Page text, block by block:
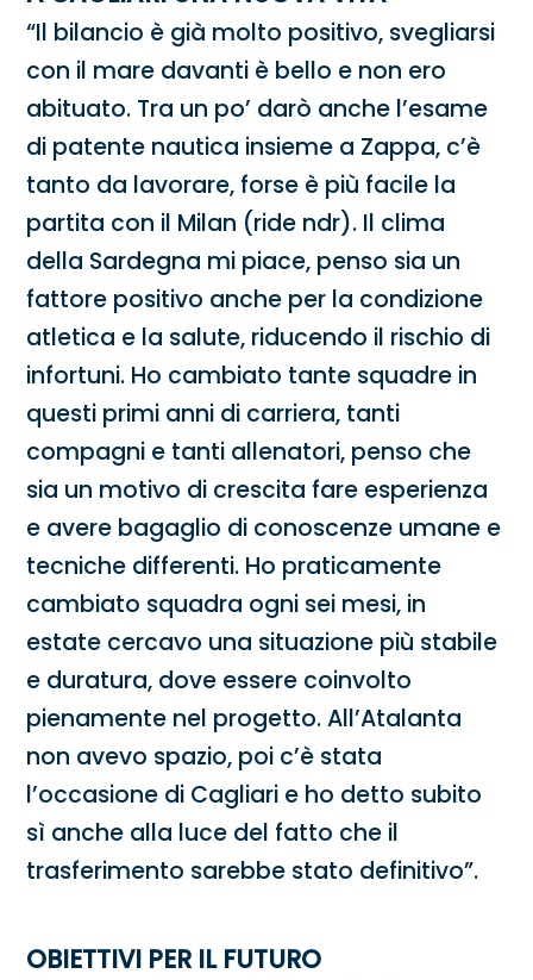
“Il bilancio è già molto positivo, svegliarsi
con il mare davanti è bello e non ero
abituato. Tra un po’ darò anche l’esame
di patente nautica insieme a Zappa, c’è
tanto da lavorare, forse è più facile la
partita con il Milan (ride ndr). Il clima
della Sardegna mi piace, penso sia un
fattore positivo anche per la condizione
atletica e la salute, riducendo il rischio di
infortuni. Ho cambiato tante squadre in
questi primi anni di carriera, tanti
compagni e tanti allenatori, penso che
sia un motivo di crescita fare esperienza
e avere bagaglio di conoscenze umane e
tecniche differenti. Ho praticamente
cambiato squadra ogni sei mesi, in
estate cercavo una situazione più stabile
e duratura, dove essere coinvolto
pienamente nel progetto. All’Atalanta
non avevo spazio, poi c’è stata
l’occasione di Cagliari e ho detto subito
sì anche alla luce del fatto che il
trasferimento sarebbe stato definitivo”.
OBIETTIVI PER IL FUTURO